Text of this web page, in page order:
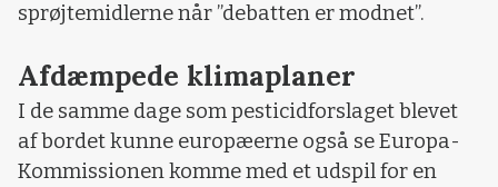
sprøjtemidlerne når ”debatten er modnet”.
Afdæmpede klimaplaner
I de samme dage som pesticidforslaget blevet
af bordet kunne europæerne også se Europa-
Kommissionen komme med et udspil for en